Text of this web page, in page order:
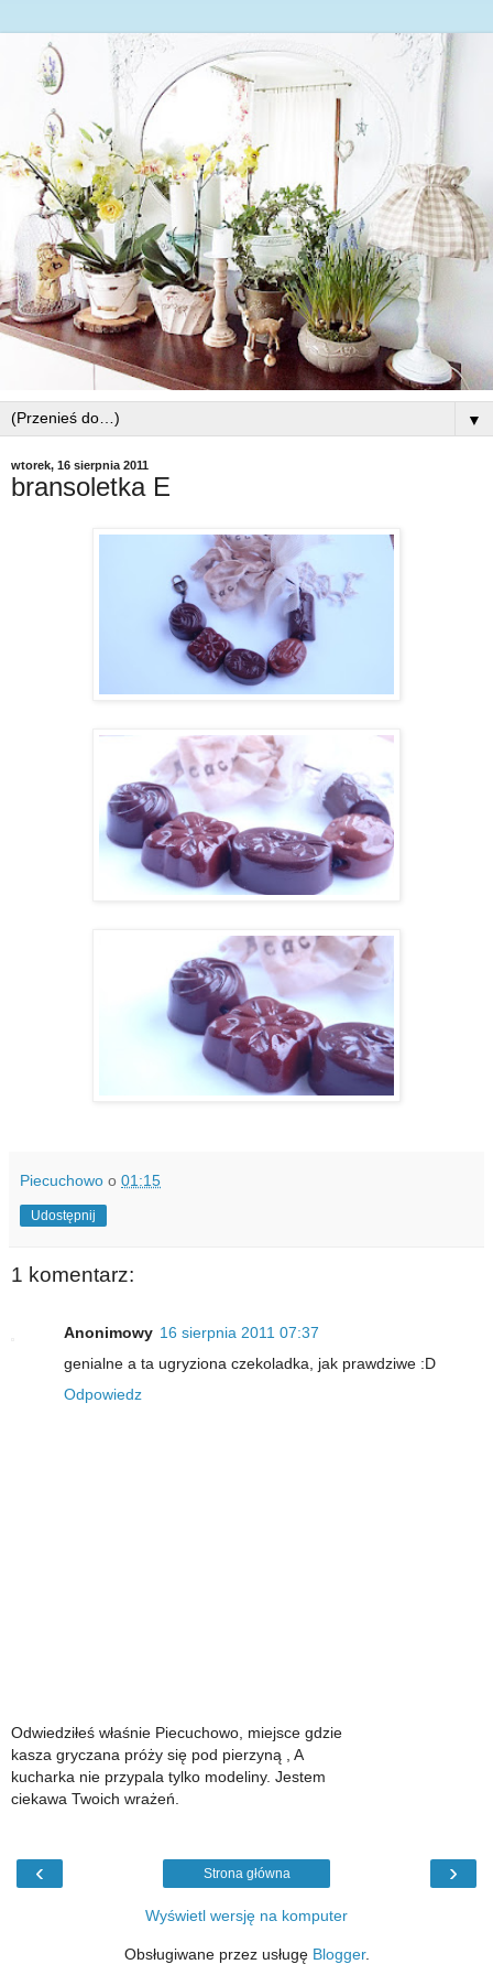
▼
wtorek, 16 sierpnia 2011
bransoletka E
Piecuchowo o 01:15
Udostępnij
1 komentarz:
Anonimowy 16 sierpnia 2011 07:37
genialne a ta ugryziona czekoladka, jak prawdziwe :D
Odpowiedz
Odwiedziłeś właśnie Piecuchowo, miejsce gdzie
kasza gryczana próży się pod pierzyną , A
kucharka nie przypala tylko modeliny. Jestem
ciekawa Twoich wrażeń.
‹ ›
Strona główna
Wyświetl wersję na komputer
Obsługiwane przez usługę Blogger.